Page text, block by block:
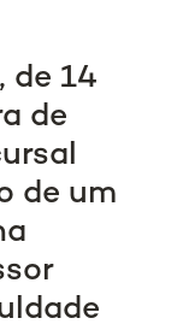
de 14
de
de um